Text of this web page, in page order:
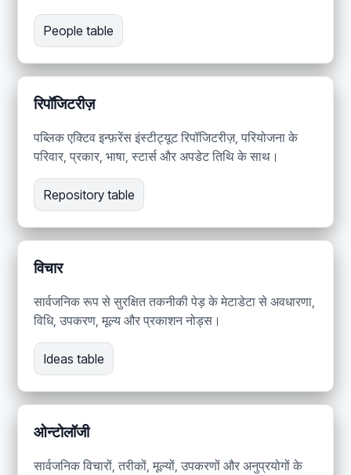
People table
रिपॉजिटरीज़
पब्लिक एक्टिव इन्फ़रेंस इंस्टीट्यूट रिपॉजिटरीज़, परियोजना के
परिवार, प्रकार, भाषा, स्टार्स और अपडेट तिथि के साथ।
Repository table
विचार
सार्वजनिक रूप से सुरक्षित तकनीकी पेड़ के मेटाडेटा से अवधारणा,
विधि, उपकरण, मूल्य और प्रकाशन नोड्स।
Ideas table
ओन्टोलॉजी
सार्वजनिक विचारों, तरीकों, मूल्यों, उपकरणों और अनुप्रयोगों के